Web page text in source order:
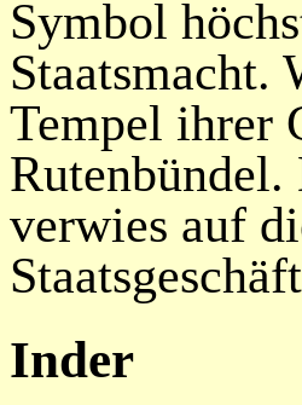
Symbol
Staatsmacht.
Tempel ihrer
verwies auf
Inder